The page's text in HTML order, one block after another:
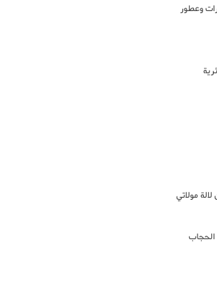
وعطور
مولاتي
الحجاب